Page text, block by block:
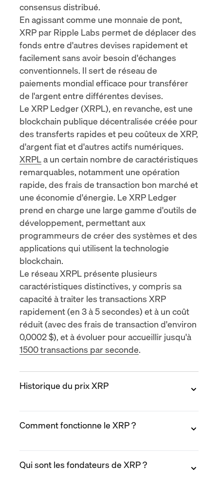
consensus distribué.
En agissant comme une monnaie de pont,
XRP par Ripple Labs permet de déplacer des
fonds entre d'autres devises rapidement et
facilement sans avoir besoin d'échanges
conventionnels. Il sert de réseau de
paiements mondial efficace pour transférer
de l'argent entre différentes devises.
Le XRP Ledger (XRPL), en revanche, est une
blockchain publique décentralisée créée pour
des transferts rapides et peu coûteux de XRP,
d'argent fiat et d'autres actifs numériques.
XRPLa un certain nombre de caractéristiques
remarquables, notamment une opération
rapide, des frais de transaction bon marché et
une économie d'énergie. Le XRP Ledger
prend en charge une large gamme d'outils de
développement, permettant aux
programmeurs de créer des systèmes et des
applications qui utilisent la technologie
blockchain.
Le réseau XRPL présente plusieurs
caractéristiques distinctives, y compris sa
capacité à traiter les transactions XRP
rapidement (en 3 à 5 secondes) et à un coût
réduit (avec des frais de transaction d'environ
0,0002 $), et à évoluer pour accueillir jusqu'à
1500 transactions par seconde.
Historique du prix XRP
Voici une analyse détaillée de l'historique des
prix de Ripple (XRP) année par année.
Contrairement à la plupart des
cryptomonnaies, Ripple Labs n'a pas fait
Comment fonctionne le XRP ?
XRP utilise leProtocole Ripple Algorithme de
Consensus (RPCA), une approche unique
Qui sont les fondateurs de XRP ?